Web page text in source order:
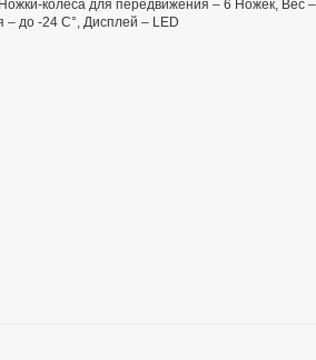
колеса для передвижения – 6 Ножек, Вес –
– до -24 С°, Дисплей – LED